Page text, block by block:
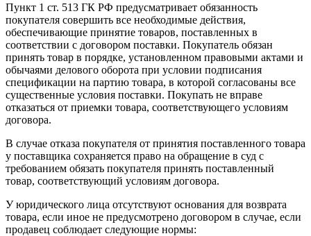
Пункт 1 ст. 513 ГК РФ предусматривает обязанность
покупателя совершить все необходимые действия,
обеспечивающие принятие товаров, поставленных в
соответствии с договором поставки. Покупатель обязан
принять товар в порядке, установленном правовыми актами и
обычаями делового оборота при условии подписания
спецификации на партию товара, в которой согласованы все
существенные условия поставки. Покупать не вправе
отказаться от приемки товара, соответствующего условиям
договора.
В случае отказа покупателя от принятия поставленного товара
у поставщика сохраняется право на обращение в суд с
требованием обязать покупателя принять поставленный
товар, соответствующий условиям договора.
У юридического лица отсутствуют основания для возврата
товара, если иное не предусмотрено договором в случае, если
продавец соблюдает следующие нормы: